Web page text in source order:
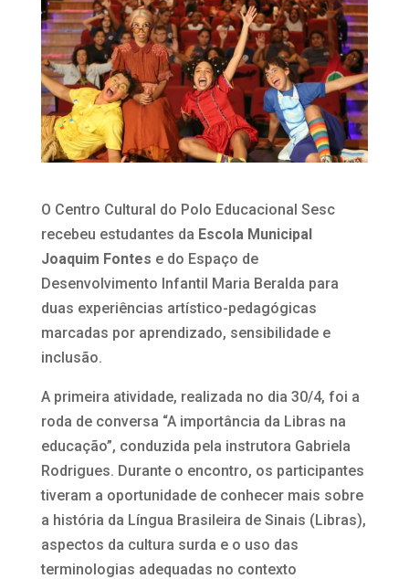
O Centro Cultural do Polo Educacional Sesc
recebeu estudantes da Escola Municipal
Joaquim Fontes e do Espaço de
Desenvolvimento Infantil Maria Beralda para
duas experiências artístico-pedagógicas
marcadas por aprendizado, sensibilidade e
inclusão.
A primeira atividade, realizada no dia 30/4, foi a
roda de conversa “A importância da Libras na
educação”, conduzida pela instrutora Gabriela
Rodrigues. Durante o encontro, os participantes
tiveram a oportunidade de conhecer mais sobre
a história da Língua Brasileira de Sinais (Libras),
aspectos da cultura surda e o uso das
terminologias adequadas no contexto